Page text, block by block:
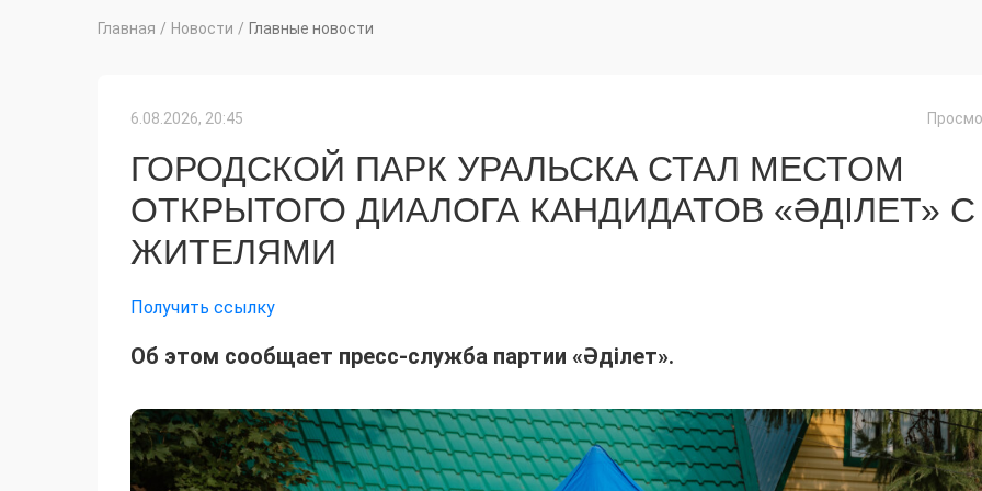
Главная / Новости / Главные новости
6.08.2026, 20:45
ГОРОДСКОЙ ПАРК УРАЛЬСКА СТАЛ МЕСТОМ
ОТКРЫТОГО ДИАЛОГА КАНДИДАТОВ «ӘДІЛЕТ» С
ЖИТЕЛЯМИ
Получить ссылку
Об этом сообщает пресс-служба партии «Әділет».